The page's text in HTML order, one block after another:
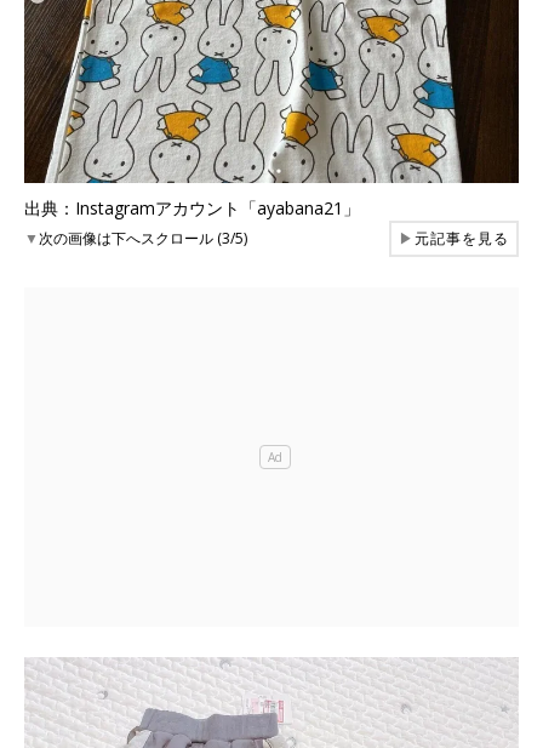
出典：Instagramアカウント「ayabana21」
▼次の画像は下へスクロール (3/5) ▶元記事を見る